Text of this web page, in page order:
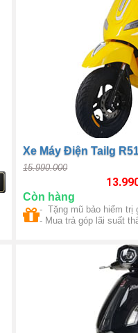
Xe Máy Điện Tailg
15.990.000
Còn hàng
- Tặng mũ bảo hiểm trị
- Mua trả góp lãi suất